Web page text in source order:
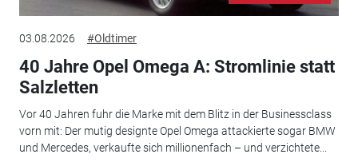
03.08.2026 #Oldtimer
40 Jahre Opel Omega A: Stromlinie statt
Salzletten
Vor 40 Jahren fuhr die Marke mit dem Blitz in der Businessclass
vorn mit: Der mutig designte Opel Omega attackierte sogar BMW
und Mercedes, verkaufte sich millionenfach – und verzichtete...